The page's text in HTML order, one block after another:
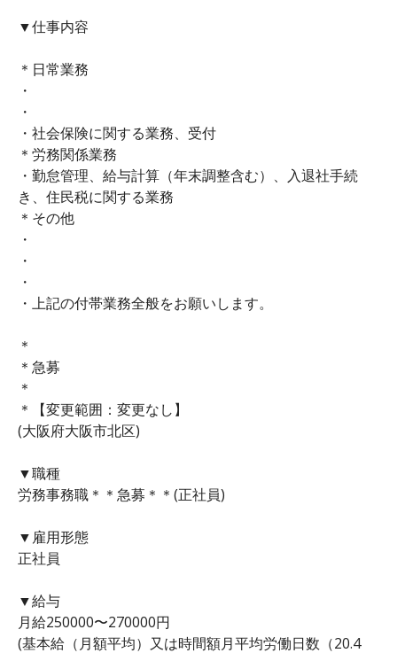
▼仕事内容
＊日常業務
・
・
・社会保険に関する業務、受付
＊労務関係業務
・勤怠管理、給与計算（年末調整含む）、入退社手続
き、住民税に関する業務
＊その他
・
・
・
・上記の付帯業務全般をお願いします。
＊
＊急募
＊
＊【変更範囲：変更なし】
(大阪府大阪市北区)
▼職種
労務事務職＊＊急募＊＊(正社員)
▼雇用形態
正社員
▼給与
月給250000〜270000円
(基本給（月額平均）又は時間額月平均労働日数（20.4